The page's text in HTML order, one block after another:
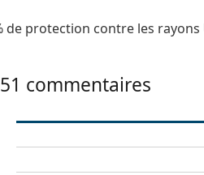
de protection contre les rayons
commentaires